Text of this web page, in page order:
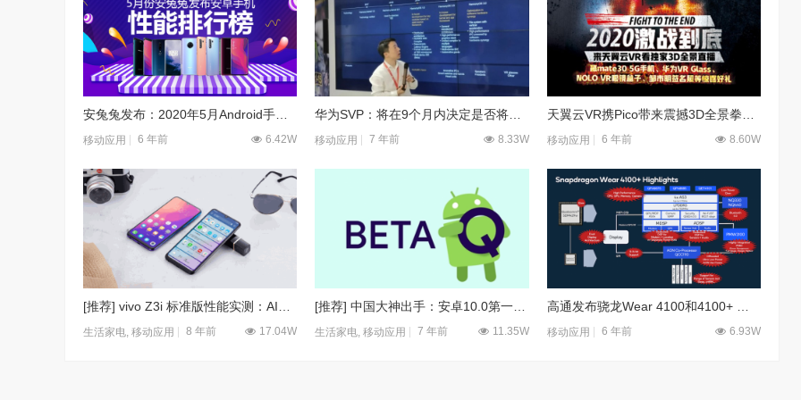
移动应用 6 年前 6.42W 移动应用 7 年前 8.33W 移动应用 6 年前 8.60W
[推荐] vivo Z3i 标准版性能实测：AI智能八核处理器加持，实力可圈可点
生活家电, 移动应用 8 年前 17.04W
[推荐] 中国大神出手：安卓10.0第一版金身告破
生活家电,移动应用 7 年前 11.35W
高通发布骁龙Wear 4100和4100+ 智能手表芯片组平台
移动应用 6 年前 6.93W